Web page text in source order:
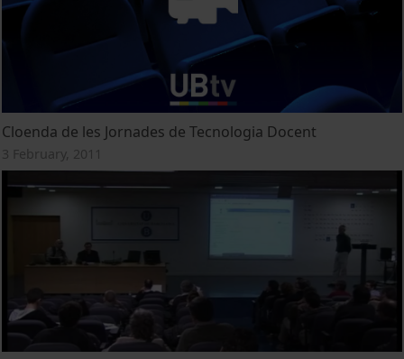
Cloenda de les Jornades de Tecnologia Docent
3 February, 2011